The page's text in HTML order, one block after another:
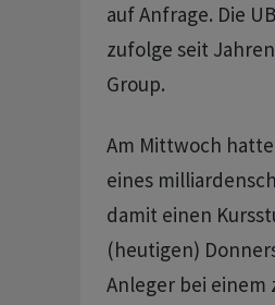
auf Anfrage. Die
zufolge seit
Group.
Am Mittwoch
eines
damit einen
(heutigen)
Anleger ‌bei einem